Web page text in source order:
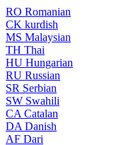
RO Romanian
CK kurdish
MS Malaysian
TH Thai
HU Hungarian
RU Russian
SR Serbian
SW Swahili
CA Catalan
DA Danish
AF Dari